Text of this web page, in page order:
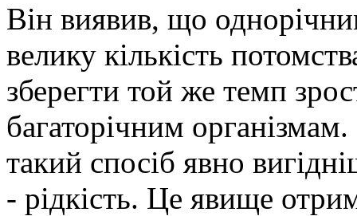
Він виявив, що
велику кількість
зберегти той же темп
багаторічним
такий спосіб явно
- рідкість. Це явище